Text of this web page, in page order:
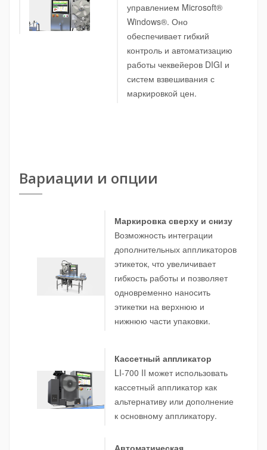
управлением Microsoft®
Windows®. Оно
обеспечивает гибкий
контроль и автоматизацию
работы чеквейеров DIGI и
систем взвешивания с
маркировкой цен.
Вариации и опции
———
Маркировка сверху и снизу
Возможность интеграции
дополнительных аппликаторов
этикеток, что увеличивает
гибкость работы и позволяет
одновременно наносить
этикетки на верхнюю и
нижнюю части упаковки.
Кассетный аппликатор
LI-700 II может использовать
кассетный аппликатор как
альтернативу или дополнение
к основному аппликатору.
Автоматическая